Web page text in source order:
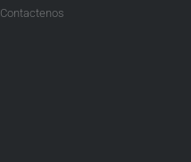
Contactenos